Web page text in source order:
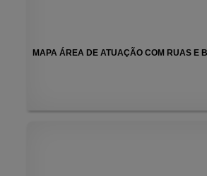
MAPA ÁREA DE ATUAÇÃO COM RUAS E